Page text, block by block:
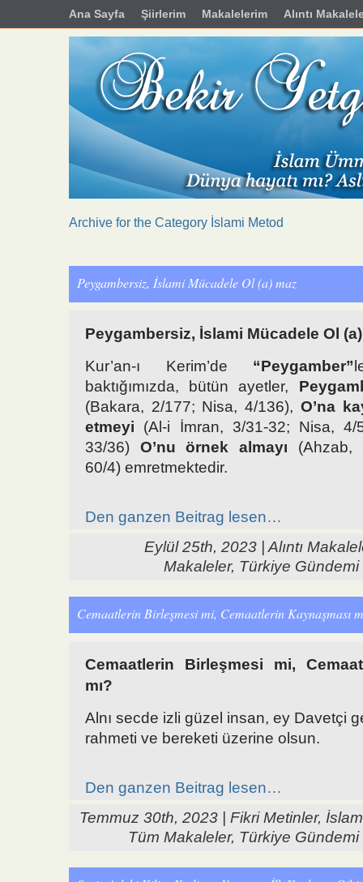
Ana Sayfa Şiirlerim Makalelerim Alıntı
Archive for the Category İslami Metod
Peygambersiz, İslami Mücadele Ol (a) maz
Peygambersiz, İslami Mücadele Ol
Kur’an-ı Kerim’de “Peygamber”
baktığımızda, bütün ayetler,
(Bakara, 2/177; Nisa, 4/136), O’na
etmeyi (Al-i İmran, 3/31-32; Nisa,
33/36) O’nu örnek almayı (Ahzab,
60/4) emretmektedir.
Den ganzen Beitrag lesen…
Eylül 25th, 2023 | Alıntı
Makaleler, Türkiye Gündemi
Cemaatlerin Birleşmesi mi, Cemaatlerin Kaynaşması
Cemaatlerin Birleşmesi mi,
mı?
Alnı secde izli güzel insan, ey Davetçi
rahmeti ve bereketi üzerine olsun.
Den ganzen Beitrag lesen…
Temmuz 30th, 2023 | Fikri Metinler,
Tüm Makaleler, Türkiye Gündemi